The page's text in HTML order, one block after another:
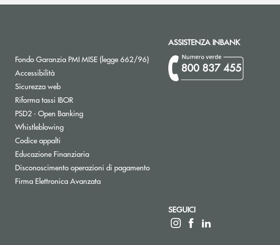
finestra
Fondo Garanzia PMI MISE (legge 662/96)Apre una nuova finestra
Accessibilità
Sicurezza web
Riforma tassi IBORApre una nuova finestra
PSD2 - Open BankingApre una nuova finestra
WhistleblowingApre una nuova finestra
Codice appalti
Educazione FinanziariaApre una nuova finestra
Disconoscimento operazioni di pagamentoApre una nuova finestra
Firma Elettronica Avanzata
ASSISTENZA INBANK
800 837 455
di posta elettronica)
SEGUICI